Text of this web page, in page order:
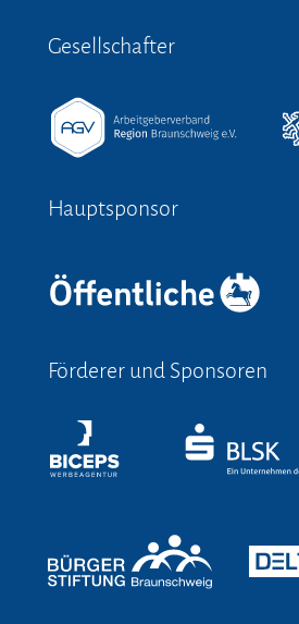
Gesellschafter
Hauptsponsor
Förderer und Sponsoren